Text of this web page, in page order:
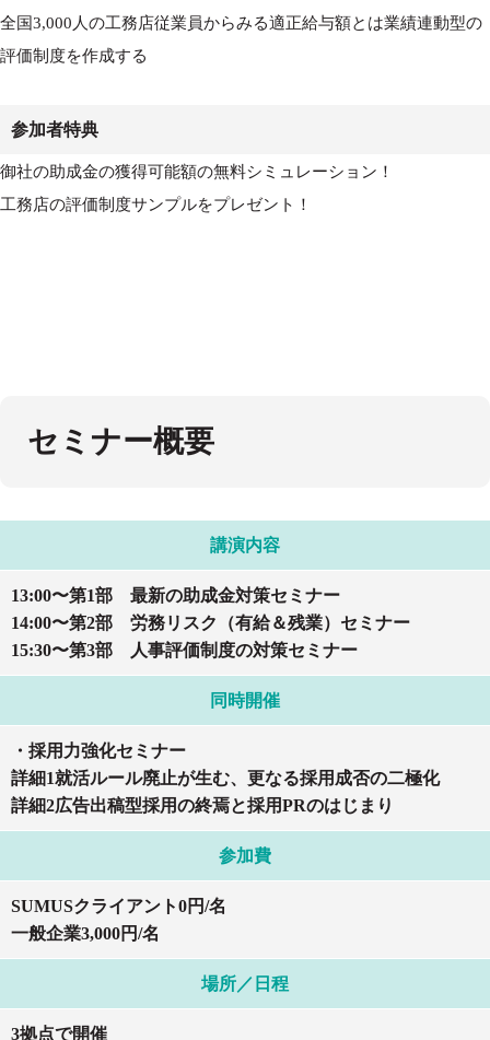
全国3,000人の工務店従業員からみる適正給与額とは業績連動型の
評価制度を作成する
参加者特典
御社の助成金の獲得可能額の無料シミュレーション！
工務店の評価制度サンプルをプレゼント！
セミナー概要
講演内容
13:00〜第1部 最新の助成金対策セミナー
14:00〜第2部 労務リスク（有給＆残業）セミナー
15:30〜第3部 人事評価制度の対策セミナー
同時開催
・採用力強化セミナー
詳細1就活ルール廃止が生む、更なる採用成否の二極化
詳細2広告出稿型採用の終焉と採用PRのはじまり
参加費
SUMUSクライアント0円/名
一般企業3,000円/名
場所／日程
3拠点で開催